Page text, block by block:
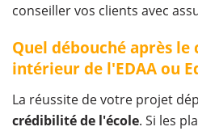
conseiller vos clients avec
Quel débouché après le
intérieur de l'EDAA ou
La réussite de votre projet
crédibilité de l'école. Si les